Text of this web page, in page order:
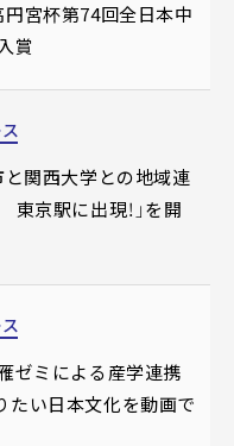
円宮杯第74回全日本中
賞
と関西大学との地域連
京駅に出現！」を開
ゼミによる産学連携
たい日本文化を動画で